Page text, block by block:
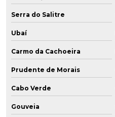
Serra do Salitre
Ubaí
Carmo da Cachoeira
Prudente de Morais
Cabo Verde
Gouveia